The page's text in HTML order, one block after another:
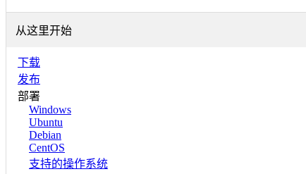
从这里开始
下载
发布
部署
Windows
Ubuntu
Debian
CentOS
支持的操作系统